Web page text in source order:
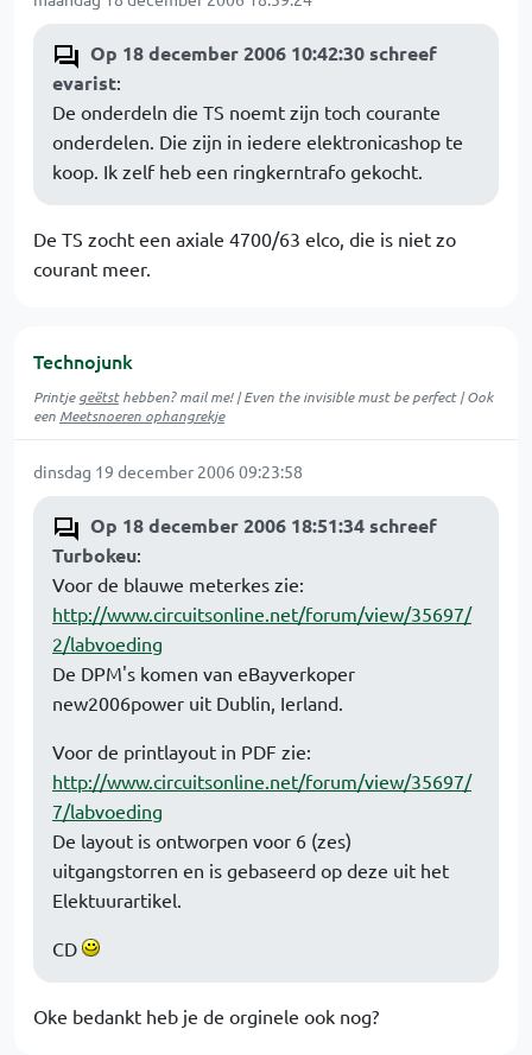
Op 18 december 2006 10:42:30 schreef
evarist:
De onderdeln die TS noemt zijn toch courante
onderdelen. Die zijn in iedere elektronicashop te
koop. Ik zelf heb een ringkerntrafo gekocht.
De TS zocht een axiale 4700/63 elco, die is niet zo
courant meer.
Technojunk
Printjegeëtsthebben? mail me! | Even the invisible must be perfect | Ook
een Meetsnoeren ophangrekje
dinsdag 19 december 2006 09:23:58
Op 18 december 2006 18:51:34 schreef
Turbokeu:
Voor de blauwe meterkes zie:
http://www.circuitsonline.net/forum/view/35697/
2/labvoeding
De DPM's komen van eBayverkoper
new2006power uit Dublin, Ierland.
Voor de printlayout in PDF zie:
http://www.circuitsonline.net/forum/view/35697/
7/labvoeding
De layout is ontworpen voor 6 (zes)
uitgangstorren en is gebaseerd op deze uit het
Elektuurartikel.
CD
Oke bedankt heb je de orginele ook nog?